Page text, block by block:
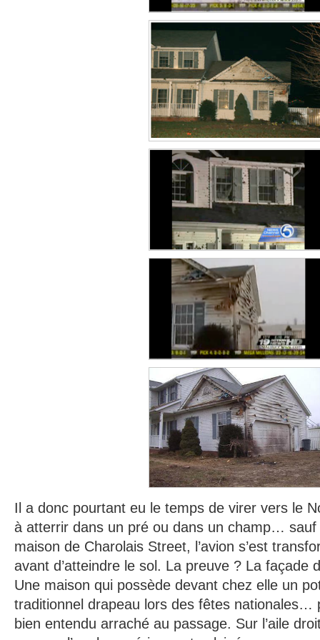
Il a donc pourtant eu le temps de virer vers le
à atterrir dans un pré ou dans un champ… sauf
maison de Charolais Street, l’avion s’est
avant d’atteindre le sol. La preuve ? La façade
Une maison qui possède devant chez elle un
traditionnel drapeau lors des fêtes nationales…
bien entendu arraché au passage. Sur l’aile